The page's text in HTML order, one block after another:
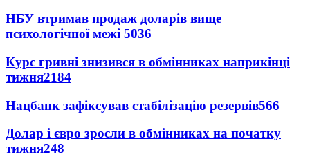
НБУ втримав продаж доларів вище
психологічної межі 5036
Курс гривні знизився в обмінниках наприкінці
тижня2184
Нацбанк зафіксував стабілізацію резервів566
Долар і євро зросли в обмінниках на початку
тижня248